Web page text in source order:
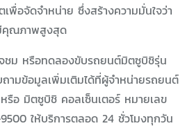
พื่อจัดจำหน่าย ซึ่งสร้างความมั่นใจว่า
คุณภาพสูงสุด
ชม หรือทดลองขับรถยนต์มิตซูบิชิรุ่น
ามข้อมูลเพิ่มเติมได้ที่ผู้จำหน่ายรถยนต์
รือ มิตซูบิชิ คอลเซ็นเตอร์ หมายเลข
ให้บริการตลอด 24 ชั่วโมงทุกวัน